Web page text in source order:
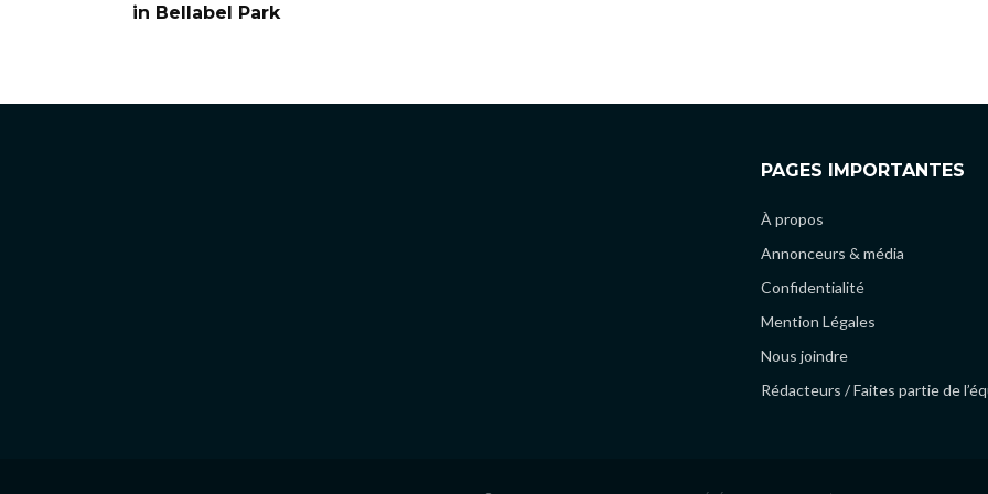
in Bellabel Park
PAGES IMPORTANTES
À propos
Annonceurs & média
Confidentialité
Mention Légales
Nous joindre
Rédacteurs / Faites partie de